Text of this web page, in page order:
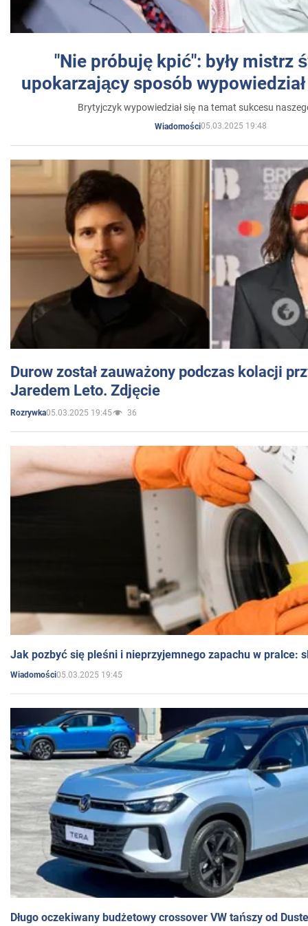
"Nie próbuję kpić": były mistrz
upokarzający sposób
Brytyjczyk wypowiedział się na temat sukcesu
Wiadomości05.03.2025 19:48
Durow został zauważony podczas kolacji
Jaredem Leto. Zdjęcie
Rozrywka05.03.2025 19:45 36
Jak pozbyć się pleśni i nieprzyjemnego zapachu w pralce:
Wiadomości05.03.2025 19:45
Długo oczekiwany budżetowy crossover VW tańszy od